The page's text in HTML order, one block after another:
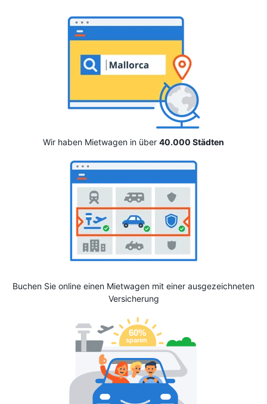
Wir haben Mietwagen in über 40.000 Städten
Buchen Sie online einen Mietwagen mit einer ausgezeichneten
Versicherung